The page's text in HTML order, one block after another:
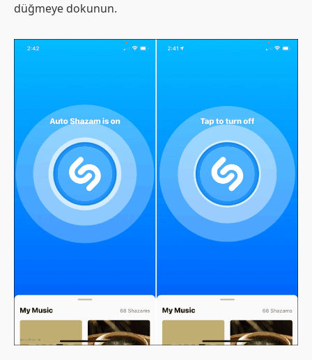
düğmeye dokunun.